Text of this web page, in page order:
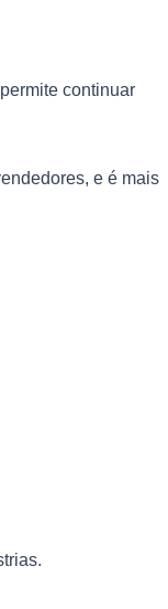
continuar
e é mais